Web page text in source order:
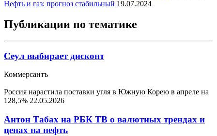
Нефть и газ: прогноз стабильный 19.07.2024
Публикации по тематике
Сеул выбирает дисконт
Коммерсантъ
Россия нарастила поставки угля в Южную Корею в апреле на
128,5% 22.05.2026
Антон Табах на РБК ТВ о валютных трендах и
ценах на нефть